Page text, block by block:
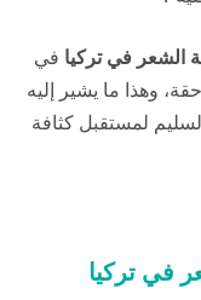
الشعر في تركيا في
وهذا ما يشير إليه
لمستقبل كثافة
في تركيا